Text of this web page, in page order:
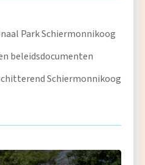
Park Schiermonnikoog
beleidsdocumenten
Schiermonnikoog